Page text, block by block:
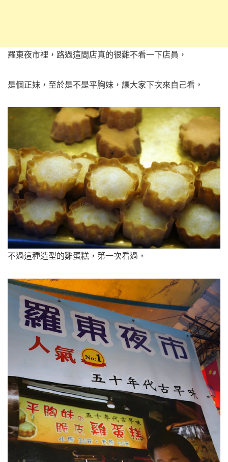
羅東夜市裡，路過這間店真的很難不看一下店員，
是個正妹，至於是不是平胸妹，讓大家下次來自己看，
不過這種造型的雞蛋糕，第一次看過，